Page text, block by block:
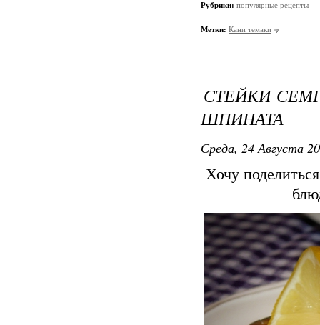
Рубрики: популярные рецепты
Метки: Кани темаки
СТЕЙКИ
ШПИНАТА
Среда, 24 Августа
Хочу